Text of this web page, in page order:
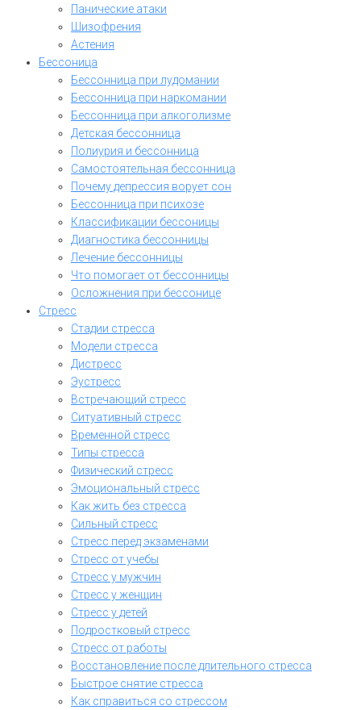
Панические атаки
Шизофрения
Астения
Бессоница
Бессонница при лудомании
Бессонница при наркомании
Бессонница при алкоголизме
Детская бессонница
Полиурия и бессонница
Самостоятельная бессонница
Почему депрессия ворует сон
Бессонница при психозе
Классификации бессоницы
Диагностика бессонницы
Лечение бессонницы
Что помогает от бессонницы
Осложнения при бессонице
Стресс
Стадии стресса
Модели стресса
Дистресс
Эустресс
Встречающий стресс
Ситуативный стресс
Временной стресс
Типы стресса
Физический стресс
Эмоциональный стресс
Как жить без стресса
Сильный стресс
Стресс перед экзаменами
Стресс от учебы
Стресс у мужчин
Стресс у женщин
Стресс у детей
Подростковый стресс
Стресс от работы
Восстановление после длительного стресса
Быстрое снятие стресса
Как справиться со стрессом